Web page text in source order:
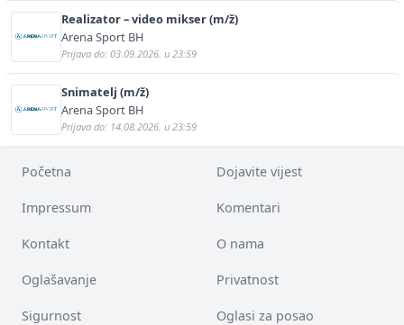
Realizator – video mikser (m/ž)
Arena Sport BH
Prijava do: 03.09.2026. u 23:59
Snimatelj (m/ž)
Arena Sport BH
Prijava do: 14.08.2026. u 23:59
Početna Dojavite vijest
Impressum Komentari
Kontakt O nama
Oglašavanje Privatnost
Sigurnost Oglasi za posao